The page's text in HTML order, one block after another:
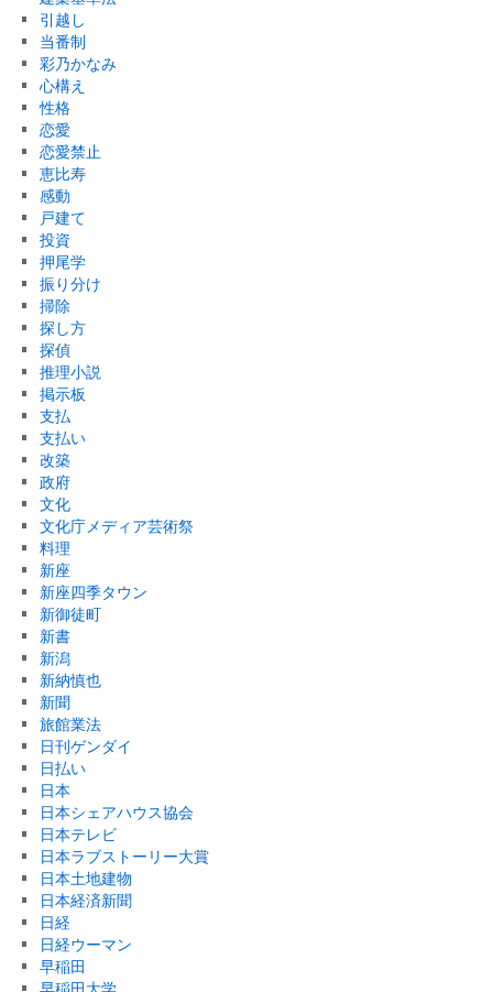
引越し
当番制
彩乃かなみ
心構え
性格
恋愛
恋愛禁止
恵比寿
感動
戸建て
投資
押尾学
振り分け
掃除
探し方
探偵
推理小説
掲示板
支払
支払い
改築
政府
文化
文化庁メディア芸術祭
料理
新座
新座四季タウン
新御徒町
新書
新潟
新納慎也
新聞
旅館業法
日刊ゲンダイ
日払い
日本
日本シェアハウス協会
日本テレビ
日本ラブストーリー大賞
日本土地建物
日本経済新聞
日経
日経ウーマン
早稲田